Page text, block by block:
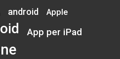
android Apple
App per iPad